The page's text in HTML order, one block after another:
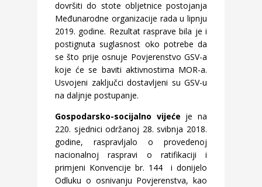
dovršiti do stote obljetnice postojanja
Međunarodne organizacije rada u lipnju
2019. godine. Rezultat rasprave bila je i
postignuta suglasnost oko potrebe da
se što prije osnuje Povjerenstvo GSV-a
koje će se baviti aktivnostima MOR-a.
Usvojeni zaključci dostavljeni su GSV-u
na daljnje postupanje.
Gospodarsko-socijalno vijeće je na
220. sjednici održanoj 28. svibnja 2018.
godine, raspravljalo o provedenoj
nacionalnoj raspravi o ratifikaciji i
primjeni Konvencije br. 144 i donijelo
Odluku o osnivanju Povjerenstva, kao